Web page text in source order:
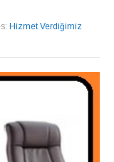
Hizmet Verdiğimiz